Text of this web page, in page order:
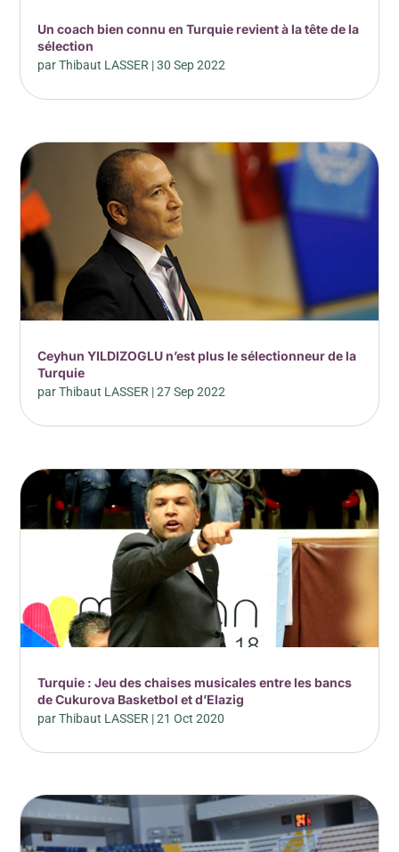
Un coach bien connu en Turquie revient à la tête de la
sélection
parThibaut LASSER |30 Sep 2022
Ceyhun YILDIZOGLU n’est plus le sélectionneur de la
Turquie
parThibaut LASSER |27 Sep 2022
Turquie : Jeu des chaises musicales entre les bancs
de Cukurova Basketbol et d’Elazig
parThibaut LASSER |21 Oct 2020